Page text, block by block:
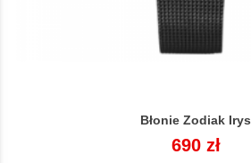
Błonie Zodiak Irys
Cena
690 zł